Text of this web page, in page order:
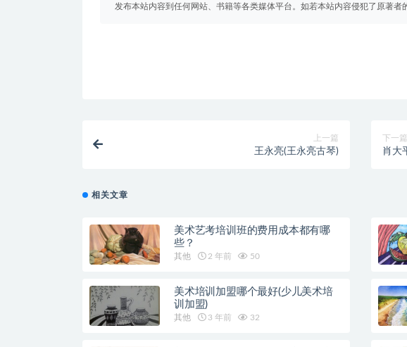
发布本站内容到任何网站、书籍等各类媒体平台。如若本站内容侵犯了原著者
上一篇
王永亮(王永亮古琴)
下一篇
肖大
相关文章
美术艺考培训班的费用成本都有哪
些？
其他 2 年前 50
美术培训加盟哪个最好(少儿美术培
训加盟)
其他 3 年前 32